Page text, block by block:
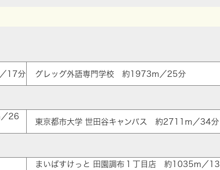
17分 グレッグ外語専門学校 約1973m／25分
26
東京都市大学 世田谷キャンパス 約2711m／34分
まいばすけっと 田園調布１丁目店 約1035m／13